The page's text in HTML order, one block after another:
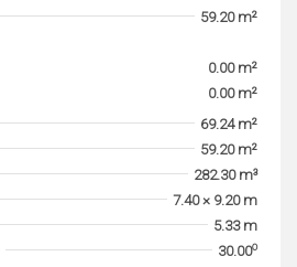
59.20 m²
0.00 m²
0.00 m²
69.24 m²
59.20 m²
282.30 m³
7.40 × 9.20 m
5.33 m
30.00o